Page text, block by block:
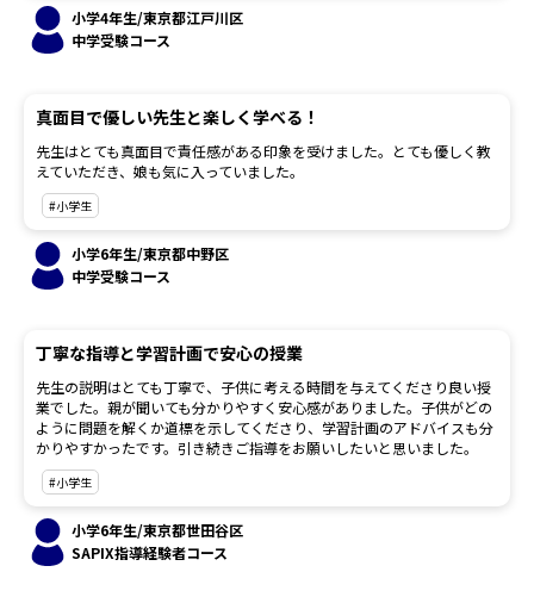
小学4年生/東京都江戸川区
中学受験コース
真面目で優しい先生と楽しく学べる！
先生はとても真面目で責任感がある印象を受けました。とても優しく教
えていただき、娘も気に入っていました。
#小学生
小学6年生/東京都中野区
中学受験コース
丁寧な指導と学習計画で安心の授業
先生の説明はとても丁寧で、子供に考える時間を与えてくださり良い授
業でした。親が聞いても分かりやすく安心感がありました。子供がどの
ように問題を解くか道標を示してくださり、学習計画のアドバイスも分
かりやすかったです。引き続きご指導をお願いしたいと思いました。
#小学生
小学6年生/東京都世田谷区
SAPIX指導経験者コース